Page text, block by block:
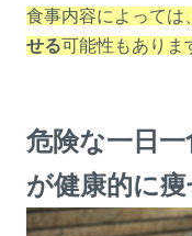
食事内容によっては、
せる可能性もありま
危険な一日
が健康的に